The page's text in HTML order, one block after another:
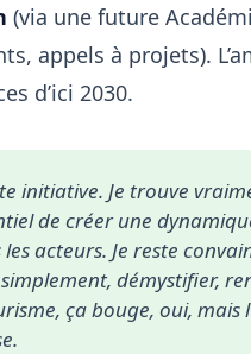
(via une future
appels à projets).
d’ici 2030.
initiative. Je trouve
de créer une
acteurs. Je reste
démystifier,
ça bouge, oui, mais